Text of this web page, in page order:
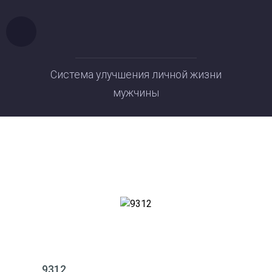
Система улучшения личной жизни
мужчины
9312